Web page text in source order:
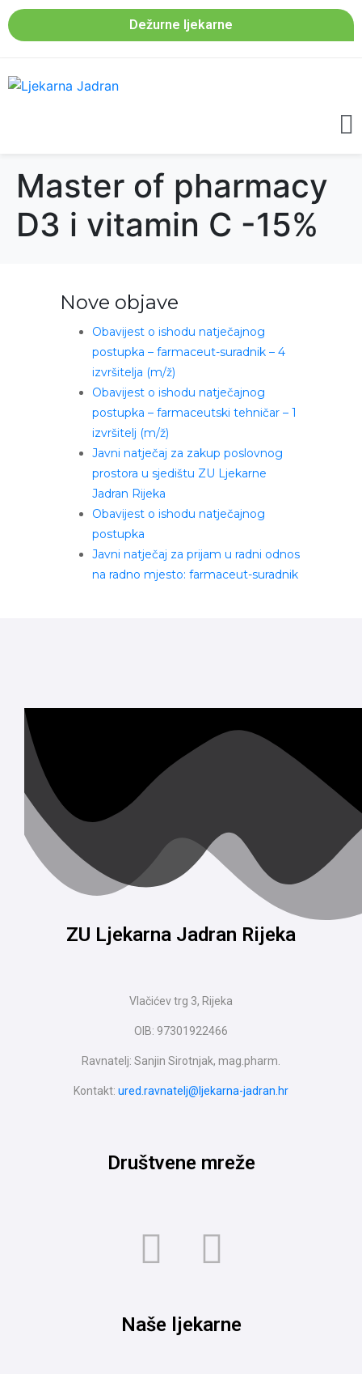
Dežurne ljekarne
Master of pharmacy
D3 i vitamin C -15%
Nove objave
Obavijest o ishodu natječajnog
postupka – farmaceut-suradnik – 4
izvršitelja (m/ž)
Obavijest o ishodu natječajnog
postupka – farmaceutski tehničar – 1
izvršitelj (m/ž)
Javni natječaj za zakup poslovnog
prostora u sjedištu ZU Ljekarne
Jadran Rijeka
Obavijest o ishodu natječajnog
postupka
Javni natječaj za prijam u radni odnos
na radno mjesto: farmaceut-suradnik
ZU Ljekarna Jadran Rijeka
Vlačićev trg 3, Rijeka
OIB: 97301922466
Ravnatelj: Sanjin Sirotnjak, mag.pharm.
Kontakt: ured.ravnatelj@ljekarna-jadran.hr
Društvene mreže
Naše ljekarne